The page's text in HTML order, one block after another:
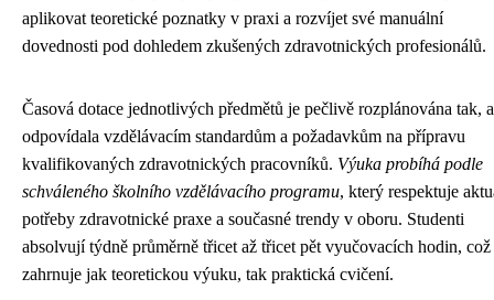
aplikovat teoretické poznatky v praxi a rozvíjet své manuální
dovednosti pod dohledem zkušených zdravotnických profesionálů.
Časová dotace jednotlivých předmětů je pečlivě rozplánována tak,
odpovídala vzdělávacím standardům a požadavkům na přípravu
kvalifikovaných zdravotnických pracovníků. Výuka probíhá podle
schváleného školního vzdělávacího programu, který respektuje
potřeby zdravotnické praxe a současné trendy v oboru. Studenti
absolvují týdně průměrně třicet až třicet pět vyučovacích hodin, což
zahrnuje jak teoretickou výuku, tak praktická cvičení.